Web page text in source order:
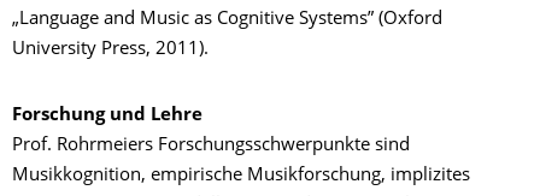
„Language and Music as Cognitive Systems” (Oxford
University Press, 2011).
Forschung und Lehre
Prof. Rohrmeiers Forschungsschwerpunkte sind
Musikkognition, empirische Musikforschung, implizites